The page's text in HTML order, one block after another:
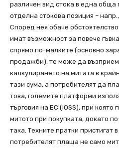
различен вид стока в една обща
отделна стокова позиция –
Според нея обаче
имат възможност за повече
спрямо по-малките (основно
продажби), те може да
калкулирането на митата в
тази сума, а потребителят да
това, големите платформи
търговия на ЕС (IOSS), при
митото при покупката, докато
така. Техните пратки пристигат
потребителят плаща не само